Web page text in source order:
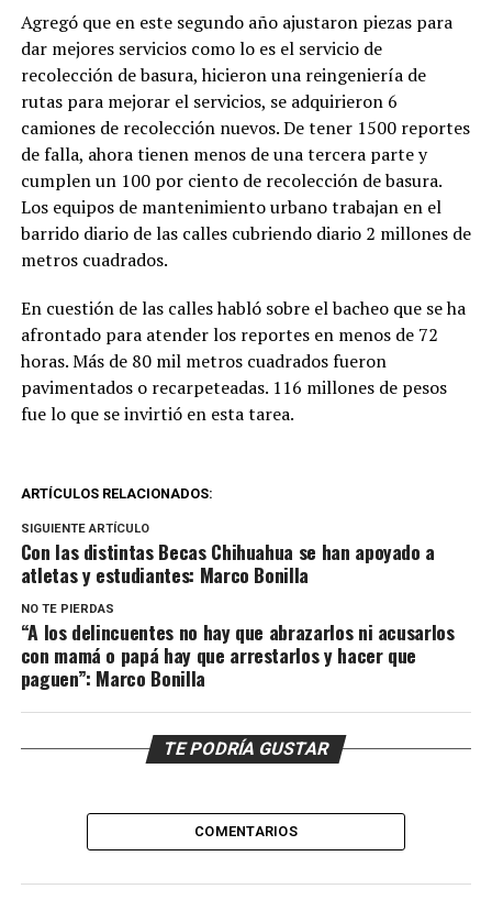
Agregó que en este segundo año ajustaron piezas para
dar mejores servicios como lo es el servicio de
recolección de basura, hicieron una reingeniería de
rutas para mejorar el servicios, se adquirieron 6
camiones de recolección nuevos. De tener 1500 reportes
de falla, ahora tienen menos de una tercera parte y
cumplen un 100 por ciento de recolección de basura.
Los equipos de mantenimiento urbano trabajan en el
barrido diario de las calles cubriendo diario 2 millones de
metros cuadrados.
En cuestión de las calles habló sobre el bacheo que se ha
afrontado para atender los reportes en menos de 72
horas. Más de 80 mil metros cuadrados fueron
pavimentados o recarpeteadas. 116 millones de pesos
fue lo que se invirtió en esta tarea.
ARTÍCULOS RELACIONADOS:
SIGUIENTE ARTÍCULO
Con las distintas Becas Chihuahua se han apoyado a
atletas y estudiantes: Marco Bonilla
NO TE PIERDAS
“A los delincuentes no hay que abrazarlos ni acusarlos
con mamá o papá hay que arrestarlos y hacer que
paguen”: Marco Bonilla
TE PODRÍA GUSTAR
COMENTARIOS